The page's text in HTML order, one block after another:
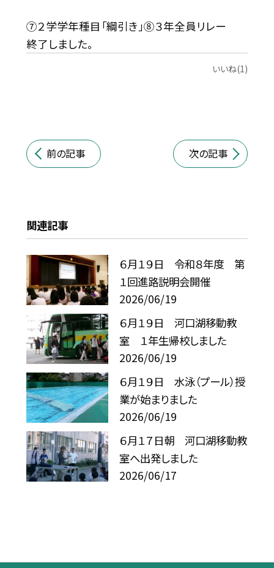
⑦２学学年種目「綱引き」⑧３年全員リレー
終了しました。
いいね(1)
前の記事 次の記事
関連記事
６月１９日 令和８年度 第
１回進路説明会開催
2026/06/19
６月１９日 河口湖移動教
室 １年生帰校しました
2026/06/19
６月１９日 水泳（プール）授
業が始まりました
2026/06/19
６月１７日朝 河口湖移動教
室へ出発しました
2026/06/17